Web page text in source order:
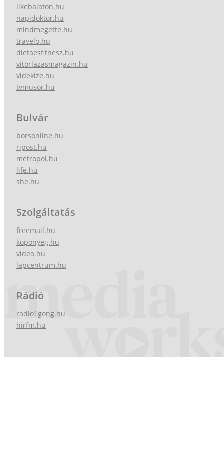
likebalaton.hu
napidoktor.hu
mindmegette.hu
travelo.hu
dietaesfitnesz.hu
vitorlazasmagazin.hu
videkize.hu
tvmusor.hu
Bulvár
borsonline.hu
ripost.hu
metropol.hu
life.hu
she.hu
Szolgáltatás
freemail.hu
koponyeg.hu
videa.hu
lapcentrum.hu
Rádió
radio1gong.hu
hirfm.hu